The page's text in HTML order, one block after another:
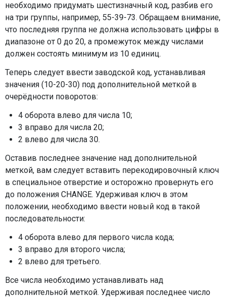
необходимо придумать шестизначный код, разбив его
на три группы, например, 55-39-73. Обращаем внимание,
что последняя группа не должна использовать цифры в
диапазоне от 0 до 20, а промежуток между числами
должен состоять минимум из 10 единиц.
Теперь следует ввести заводской код, устанавливая
значения (10-20-30) под дополнительной меткой в
очерёдности поворотов:
4 оборота влево для числа 10;
3 вправо для числа 20;
2 влево для числа 30.
Оставив последнее значение над дополнительной
меткой, вам следует вставить перекодировочный ключ
в специальное отверстие и осторожно провернуть его
до положения CHANGE. Удерживая ключ в этом
положении, необходимо ввести новый код в такой
последовательности:
4 оборота влево для первого числа кода;
3 вправо для второго числа;
2 влево для третьего.
Все числа необходимо устанавливать над
дополнительной меткой. Удерживая последнее число